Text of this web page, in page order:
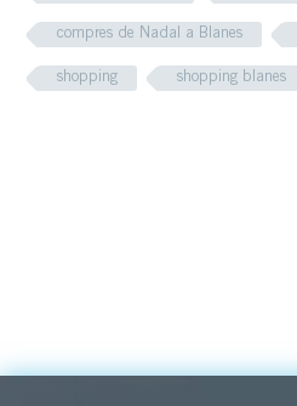
compres de Nadal a Blanes
shopping shopping blanes